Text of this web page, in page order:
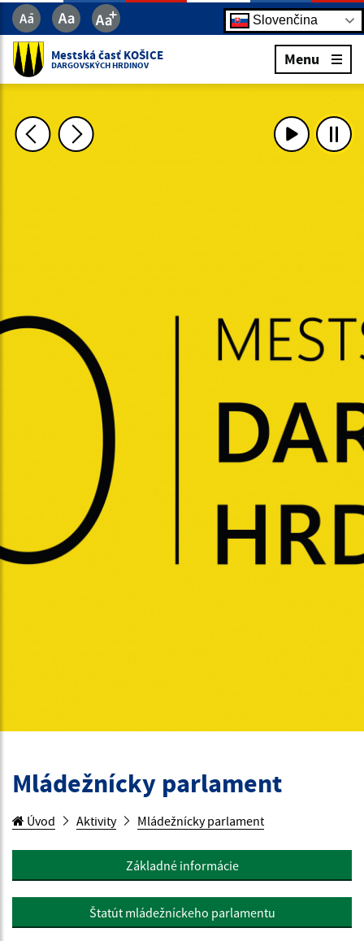
Slovenčina
Mestská časť KOŠICE
DARGOVSKÝCH HRDINOV Menu
Mládežnícky parlament
Úvod Aktivity Mládežnícky parlament
Základné informácie
Štatút mládežníckeho parlamentu